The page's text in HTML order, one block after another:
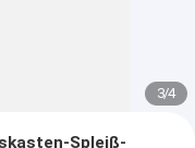
3/4
Spleiß-